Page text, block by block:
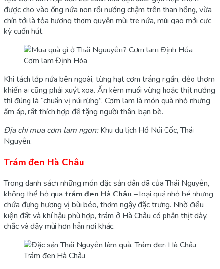
được cho vào ống nứa non rồi nướng chậm trên than hồng, vừa
chín tới là tỏa hương thơm quyện mùi tre nứa, mùi gạo mới cực
kỳ cuốn hút.
Cơm lam Định Hóa
Khi tách lớp nứa bên ngoài, từng hạt cơm trắng ngần, dẻo thơm
khiến ai cũng phải xuýt xoa. Ăn kèm muối vừng hoặc thịt nướng
thì đúng là “chuẩn vị núi rừng”. Cơm lam là món quà nhỏ nhưng
ấm áp, rất thích hợp để tặng người thân, bạn bè.
Địa chỉ mua cơm lam ngon:Khu du lịch Hồ Núi Cốc, Thái
Nguyên.
Trám đen Hà Châu
Trong danh sách những món đặc sản dân dã của Thái Nguyên,
không thể bỏ qua trám đen Hà Châu – loại quả nhỏ bé nhưng
chứa đựng hương vị bùi béo, thơm ngậy đặc trưng. Nhờ điều
kiện đất và khí hậu phù hợp, trám ở Hà Châu có phần thịt dày,
chắc và dậy mùi hơn hẳn nơi khác.
Trám đen Hà Châu